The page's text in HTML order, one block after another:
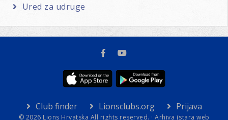
Ured za udruge
Club finder Lionsclubs.org Prijava
© 2026 Lions Hrvatska All rights reserved. · Arhiva (stara web